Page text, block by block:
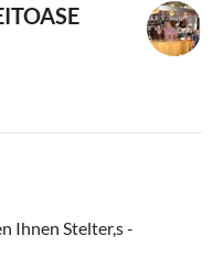
Ihnen Stelter,s -